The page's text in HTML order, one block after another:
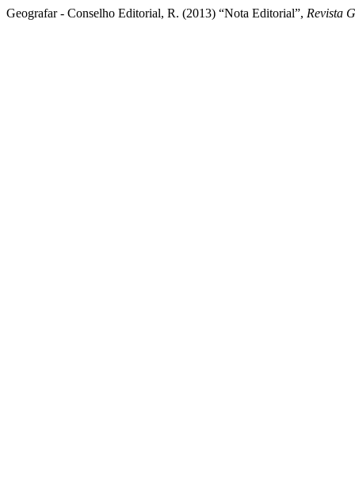
Geografar - Conselho Editorial, R. (2013) “Nota Editorial”, Revista